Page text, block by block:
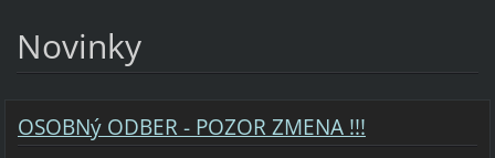
Novinky
OSOBNý ODBER - POZOR ZMENA !!!